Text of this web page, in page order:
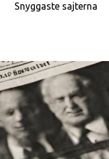
Snyggaste sajterna